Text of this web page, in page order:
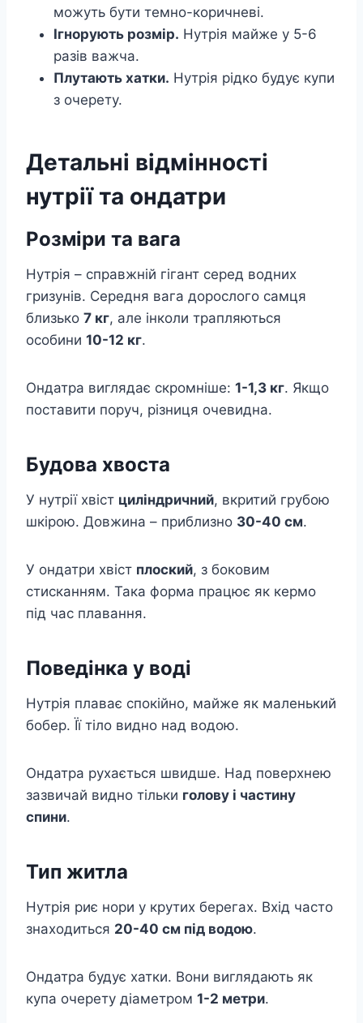
можуть бути темно-коричневі.
Ігнорують розмір. Нутрія майже у 5-6
разів важча.
Плутають хатки. Нутрія рідко будує купи
з очерету.
Детальні відмінності
нутрії та ондатри
Розміри та вага
Нутрія – справжній гігант серед водних
гризунів. Середня вага дорослого самця
близько 7 кг, але інколи трапляються
особини 10-12 кг.
Ондатра виглядає скромніше: 1-1,3 кг. Якщо
поставити поруч, різниця очевидна.
Будова хвоста
У нутрії хвіст циліндричний, вкритий грубою
шкірою. Довжина – приблизно 30-40 см.
У ондатри хвіст плоский, з боковим
стисканням. Така форма працює як кермо
під час плавання.
Поведінка у воді
Нутрія плаває спокійно, майже як маленький
бобер. Її тіло видно над водою.
Ондатра рухається швидше. Над поверхнею
зазвичай видно тільки голову і частину
спини.
Тип житла
Нутрія риє нори у крутих берегах. Вхід часто
знаходиться 20-40 см під водою.
Ондатра будує хатки. Вони виглядають як
купа очерету діаметром 1-2 метри.